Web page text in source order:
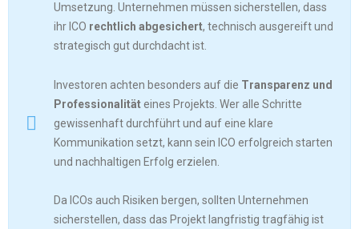
Umsetzung. Unternehmen müssen sicherstellen, dass
ihr ICO rechtlich abgesichert, technisch ausgereift und
strategisch gut durchdacht ist.
Investoren achten besonders auf die Transparenz und
Professionalitäteines Projekts. Wer alle Schritte
gewissenhaft durchführt und auf eine klare
Kommunikation setzt, kann sein ICO erfolgreich starten
und nachhaltigen Erfolg erzielen.
Da ICOs auch Risiken bergen, sollten Unternehmen
sicherstellen, dass das Projekt langfristig tragfähig ist